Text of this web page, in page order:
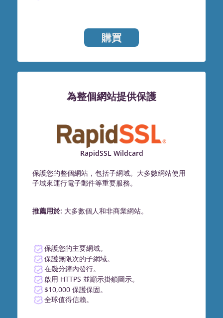
購買
為整個網站提供保護
RapidSSL Wildcard
保護您的整個網站，包括子網域。大多數網站使用
子域來運行電子郵件等重要服務。
推薦用於: 大多數個人和非商業網站。
保護您的主要網域。
保護無限次的子網域。
在幾分鐘內發行。
啟用 HTTPS 並顯示掛鎖圖示。
$10,000 保護保固。
全球值得信賴。